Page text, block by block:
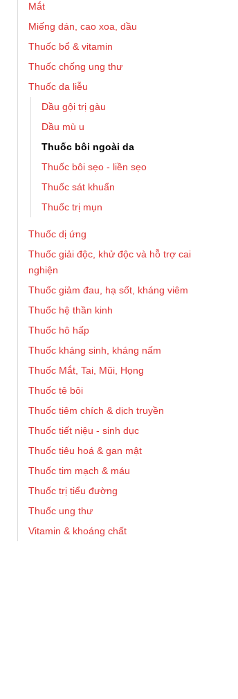
Mắt
Miếng dán, cao xoa, dầu
Thuốc bổ & vitamin
Thuốc chống ung thư
Thuốc da liễu
Dầu gội trị gàu
Dầu mù u
Thuốc bôi ngoài da
Thuốc bôi sẹo - liền sẹo
Thuốc sát khuẩn
Thuốc trị mụn
Thuốc dị ứng
Thuốc giải độc, khử độc và hỗ trợ cai
nghiện
Thuốc giảm đau, hạ sốt, kháng viêm
Thuốc hệ thần kinh
Thuốc hô hấp
Thuốc kháng sinh, kháng nấm
Thuốc Mắt, Tai, Mũi, Họng
Thuốc tê bôi
Thuốc tiêm chích & dịch truyền
Thuốc tiết niệu - sinh dục
Thuốc tiêu hoá & gan mật
Thuốc tim mạch & máu
Thuốc trị tiểu đường
Thuốc ung thư
Vitamin & khoáng chất